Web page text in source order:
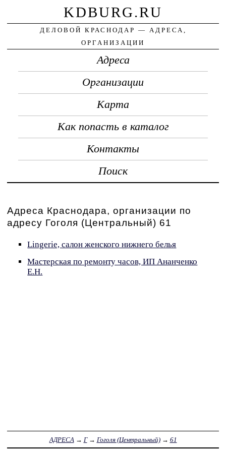
KDBURG.RU
ДЕЛОВОЙ КРАСНОДАР — АДРЕСА,
ОРГАНИЗАЦИИ
Адреса
Организации
Карта
Как попасть в каталог
Контакты
Поиск
Адреса Краснодара, организации по
адресу Гоголя (Центральный) 61
Lingerie, салон женского нижнего белья
Мастерская по ремонту часов, ИП Ананченко
Е.Н.
АДРЕСА → Г→ Гоголя (Центральный)→ 61